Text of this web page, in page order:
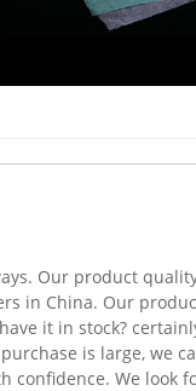
Our product
in China. Our
it in stock?
is large, we
We